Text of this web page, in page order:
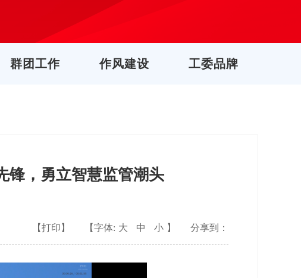
群团工作 作风建设 工委品牌
锋，勇立智慧监管潮头
【打印】 【字体: 大 中 小 】 分享到：